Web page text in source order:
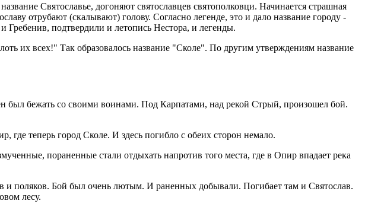
Святославье, догоняют святославцев святополковци. Начинается страшная
отрубают (скалывают) голову. Согласно легенде, это и дало название городу -
подтвердили и летопись Нестора, и легенды.
их всех!" Так образовалось название "Сколе". По другим утверждениям название
бежать со своими воинами. Под Карпатами, над рекой Стрый, произошел бой.
где теперь город Сколе. И здесь погибло с обеих сторон немало.
пораненные стали отдыхать напротив того места, где в Опир впадает река
и поляков. Бой был очень лютым. И раненных добывали. Погибает там и Святослав.
лесу.